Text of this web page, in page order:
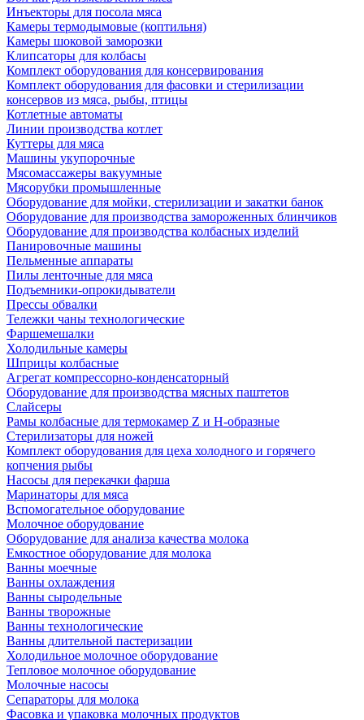
Инъекторы для посола мяса
Камеры термодымовые (коптильня)
Камеры шоковой заморозки
Клипсаторы для колбасы
Комплект оборудования для консервирования
Комплект оборудования для фасовки и стерилизации
консервов из мяса, рыбы, птицы
Котлетные автоматы
Линии производства котлет
Куттеры для мяса
Машины укупорочные
Мясомассажеры вакуумные
Мясорубки промышленные
Оборудование для мойки, стерилизации и закатки банок
Оборудование для производства замороженных блинчиков
Оборудование для производства колбасных изделий
Панировочные машины
Пельменные аппараты
Пилы ленточные для мяса
Подъемники-опрокидыватели
Прессы обвалки
Тележки чаны технологические
Фаршемешалки
Холодильные камеры
Шприцы колбасные
Агрегат компрессорно-конденсаторный
Оборудование для производства мясных паштетов
Слайсеры
Рамы колбасные для термокамер Z и H-образные
Стерилизаторы для ножей
Комплект оборудования для цеха холодного и горячего
копчения рыбы
Насосы для перекачки фарша
Маринаторы для мяса
Вспомогательное оборудование
Молочное оборудование
Оборудование для анализа качества молока
Емкостное оборудование для молока
Ванны моечные
Ванны охлаждения
Ванны сыродельные
Ванны творожные
Ванны технологические
Ванны длительной пастеризации
Холодильное молочное оборудование
Тепловое молочное оборудование
Молочные насосы
Сепараторы для молока
Фасовка и упаковка молочных продуктов